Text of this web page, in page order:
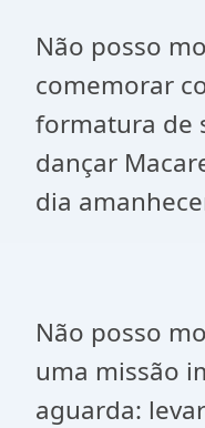
Não posso
comemorar
formatura de
dançar
dia
Não posso
uma missão
aguarda: